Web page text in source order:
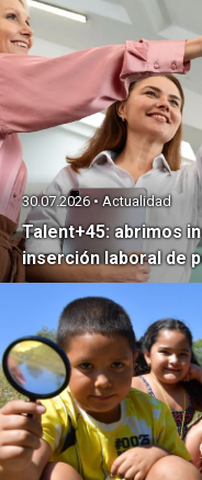
Talent+45: abrimos
inserción laboral de
30.07.2026 • Actualidad